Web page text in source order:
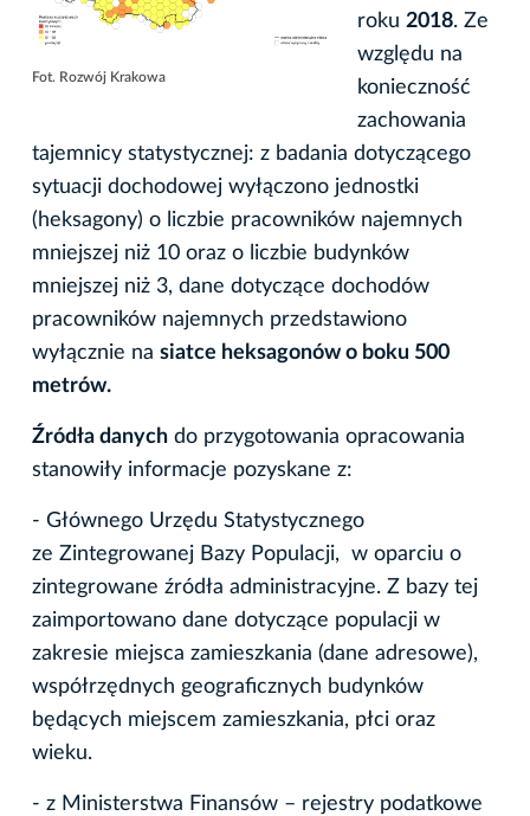
Fot. Rozwój Krakowa
roku 2018. Ze
względu na
konieczność
zachowania
tajemnicy statystycznej: z badania dotyczącego
sytuacji dochodowej wyłączono jednostki
(heksagony) o liczbie pracowników najemnych
mniejszej niż 10 oraz o liczbie budynków
mniejszej niż 3, dane dotyczące dochodów
pracowników najemnych przedstawiono
wyłącznie na siatce heksagonów o boku 500
metrów.
Źródła danych do przygotowania opracowania
stanowiły informacje pozyskane z:
- Głównego Urzędu Statystycznego
ze Zintegrowanej Bazy Populacji, w oparciu o
zintegrowane źródła administracyjne. Z bazy tej
zaimportowano dane dotyczące populacji w
zakresie miejsca zamieszkania (dane adresowe),
współrzędnych geograficznych budynków
będących miejscem zamieszkania, płci oraz
wieku.
- z Ministerstwa Finansów – rejestry podatkowe